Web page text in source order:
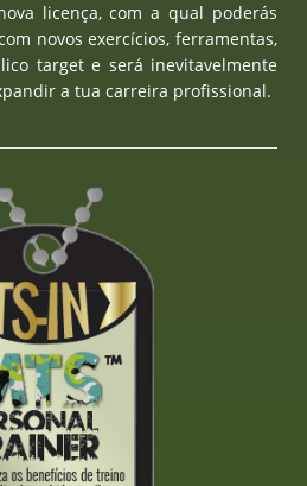
licença, com a qual poderás
novos exercícios, ferramentas,
target e será inevitavelmente
a tua carreira profissional.